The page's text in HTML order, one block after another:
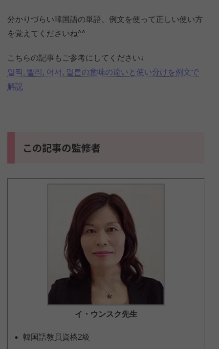
分かりづらい韓国語の単語、例文を使って正しい使い方
を覚えてくださいね^^
こちらの記事もご参考にしてください↓
일찍, 빨리, 어서, 얼른の意味の違いと使い分けを例文で
解説
この記事の監修者
イ・ウンスク先生
韓国語教員資格2級